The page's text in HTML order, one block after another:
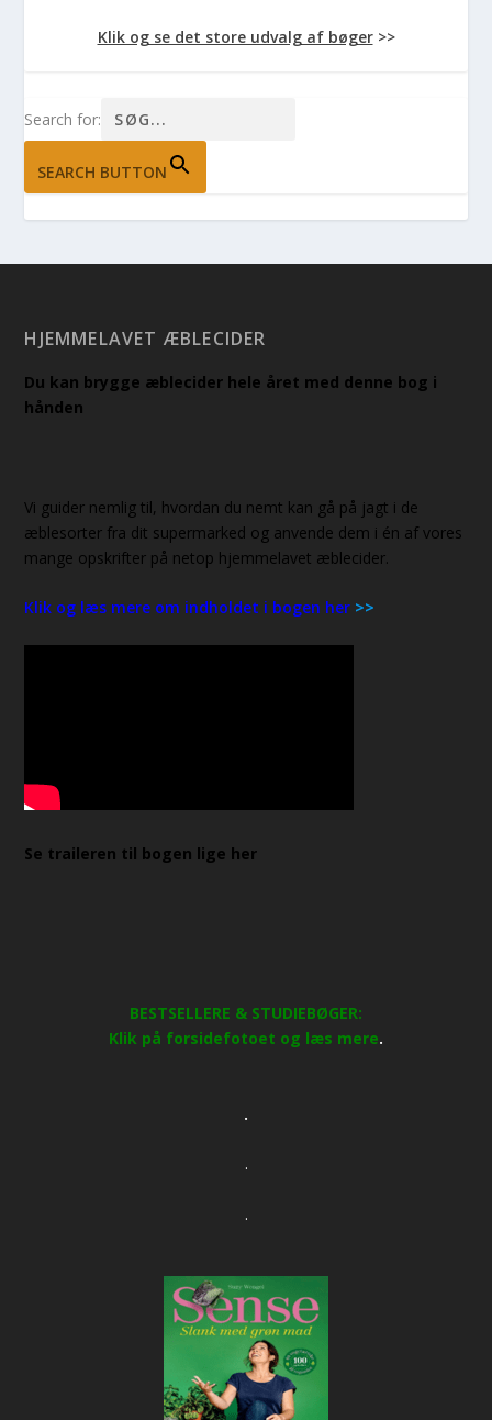
Klik og se det store udvalg af bøger>>
Search for:
SEARCH BUTTON
HJEMMELAVET ÆBLECIDER
Du kan brygge æblecider hele året med denne bog i
hånden
Vi guider nemlig til, hvordan du nemt kan gå på jagt i de
æblesorter fra dit supermarked og anvende dem i én af vores
mange opskrifter på netop hjemmelavet æblecider.
Klik og læs mere om indholdet i bogen her >>
Se traileren til bogen lige her
BESTSELLERE & STUDIEBØGER:
Klik på forsidefotoet og læs mere.
.
.
.